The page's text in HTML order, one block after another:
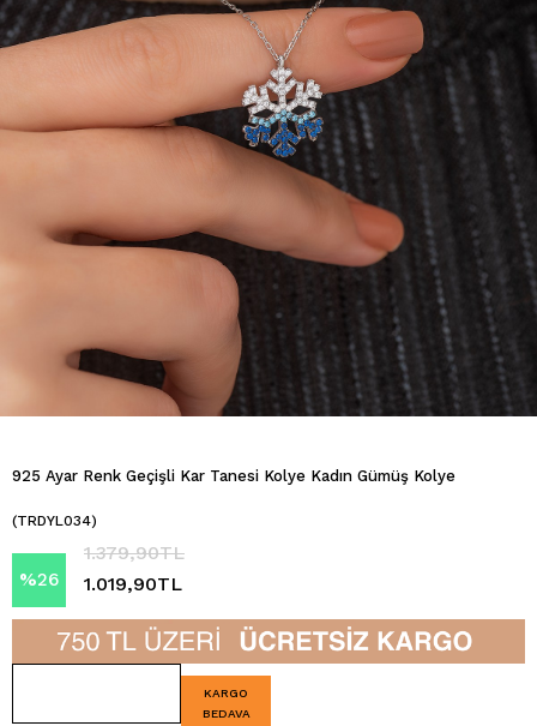
925 Ayar Renk Geçişli Kar Tanesi Kolye Kadın Gümüş Kolye
(TRDYL034)
%26
İndirim
1.379,90TL
1.019,90TL
KARGO
BEDAVA